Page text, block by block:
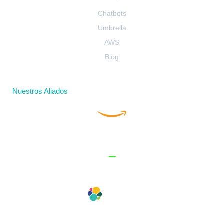
Chatbots
Umbrella
AWS
Blog
Nuestros Aliados